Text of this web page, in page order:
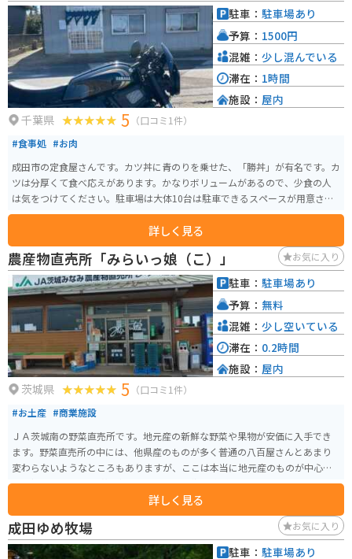
ある街並みが続く佐原の町並み保存地区や、利根川沿いの広大な田園風景な
ど、ツーリングに最適なスポットも点在しています。特に、道の駅からほど近
い「道の駅水の郷さわら」は、利根川を望む絶景ポイントとしても人気で
す。 香取市は、千葉県を代表する米どころとしても知られており、道の駅で
も地元産のお米を販売しています。また、香取神宮や鹿島神宮など、歴史的な
神社仏閣が多いのも特徴です。お土産には、発酵食品はもちろんのこと、地
元産のお米を使ったせんべいなどもおすすめです。
千葉県 5 （口コミ1件）
#食事処 #お肉
成田市の定食屋さんです。カツ丼に青のりを乗せた、「勝丼」が有名です。カ
ツは分厚くて食べ応えがあります。かなりボリュームがあるので、少食の人
は気をつけてください。駐車場は大体10台は駐車できるスペースが用意され
ています。
詳しく見る
駐車： 駐車場あり
予算： 1500円
混雑： 少し混んでいる
滞在： 1時間
施設： 屋内
農産物直売所「みらいっ娘（こ）」 お気に入り
茨城県 5 （口コミ1件）
#お土産 #商業施設
ＪＡ茨城南の野菜直売所です。地元産の新鮮な野菜や果物が安価に入手でき
ます。野菜直売所の中には、他県産のものが多く普通の八百屋さんとあまり
変わらないようなところもありますが、ここは本当に地元産のものが中心で
す’（他県産のものも若干扱ってはいますが）。価格も良心的なので、あまり
馴染みのないちょっと変わった野菜なども気軽に買うことができます。
詳しく見る
駐車： 駐車場あり
予算： 無料
混雑： 少し空いている
滞在： 0.2時間
施設： 屋内
成田ゆめ牧場 お気に入り
駐車： 駐車場あり